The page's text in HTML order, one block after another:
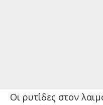
Οι ρυτίδες στον